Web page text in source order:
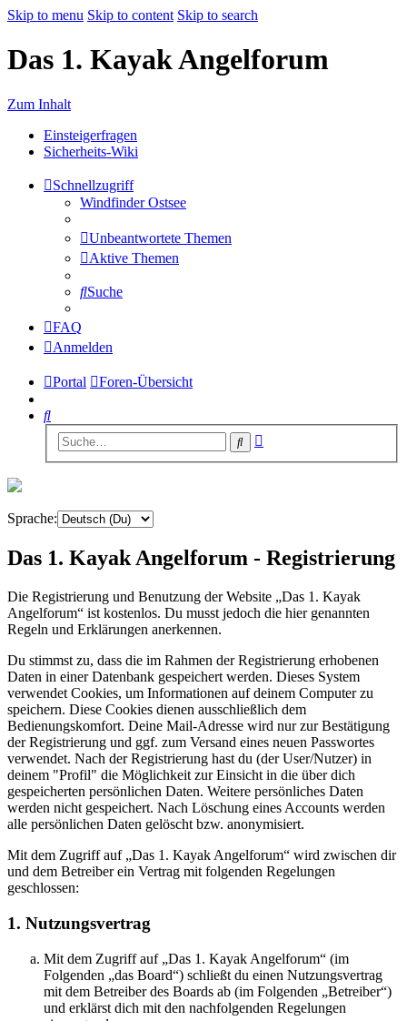
Skip to menu Skip to content Skip to search
Das 1. Kayak Angelforum
Zum Inhalt
Einsteigerfragen
Sicherheits-Wiki
Schnellzugriff
Windfinder Ostsee
Unbeantwortete Themen
Aktive Themen
Suche
FAQ
Anmelden
Portal Foren-Übersicht
Suche
Suche
Sprache:
Das 1. Kayak Angelforum - Registrierung
Die Registrierung und Benutzung der Website „Das 1. Kayak
Angelforum“ ist kostenlos. Du musst jedoch die hier genannten
Regeln und Erklärungen anerkennen.
Du stimmst zu, dass die im Rahmen der Registrierung erhobenen
Daten in einer Datenbank gespeichert werden. Dieses System
verwendet Cookies, um Informationen auf deinem Computer zu
speichern. Diese Cookies dienen ausschließlich dem
Bedienungskomfort. Deine Mail-Adresse wird nur zur Bestätigung
der Registrierung und ggf. zum Versand eines neuen Passwortes
verwendet. Nach der Registrierung hast du (der User/Nutzer) in
deinem "Profil" die Möglichkeit zur Einsicht in die über dich
gespeicherten persönlichen Daten. Weitere persönliches Daten
werden nicht gespeichert. Nach Löschung eines Accounts werden
alle persönlichen Daten gelöscht bzw. anonymisiert.
Mit dem Zugriff auf „Das 1. Kayak Angelforum“ wird zwischen dir
und dem Betreiber ein Vertrag mit folgenden Regelungen
geschlossen:
1. Nutzungsvertrag
Mit dem Zugriff auf „Das 1. Kayak Angelforum“ (im
Folgenden „das Board“) schließt du einen Nutzungsvertrag
mit dem Betreiber des Boards ab (im Folgenden „Betreiber“)
und erklärst dich mit den nachfolgenden Regelungen